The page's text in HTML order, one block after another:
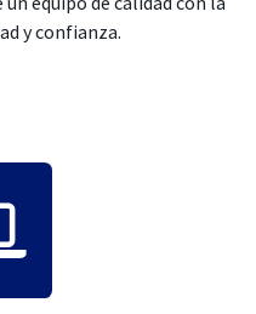
y confianza.